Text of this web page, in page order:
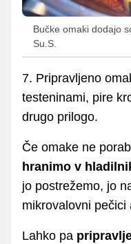
Bučke omaki dodajo
Su.S.
7. Pripravljeno
testeninami, pire
drugo prilogo.
Če omake ne
hranimo v
jo postrežemo, jo
mikrovalovni pečici
Lahko pa